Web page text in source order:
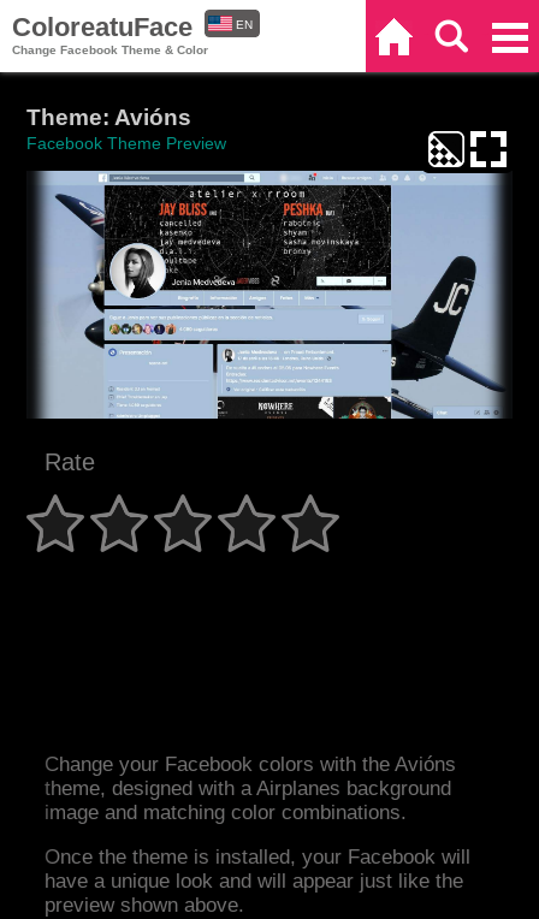
ColoreatuFace
Change Facebook Theme & Color
EN
Theme: Avións
Facebook Theme Preview
Rate
Change your Facebook colors with the Avións
theme, designed with a Airplanes background
image and matching color combinations.
Once the theme is installed, your Facebook will
have a unique look and will appear just like the
preview shown above.